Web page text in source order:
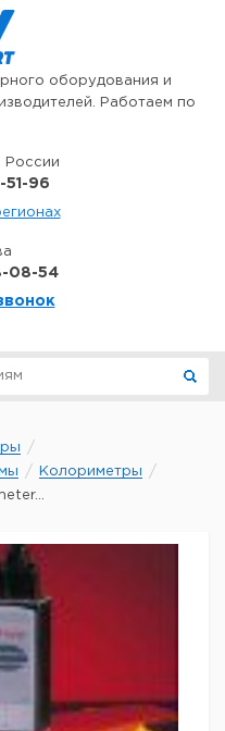
оборудования и
Работаем по
России
96
08-54
Колориметры